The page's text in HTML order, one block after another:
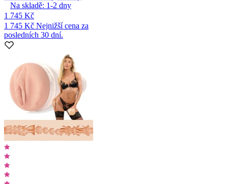
Na skladě: 1-2 dny
1 745 Kč
1 745 Kč Nejnižší cena za
posledních 30 dní.